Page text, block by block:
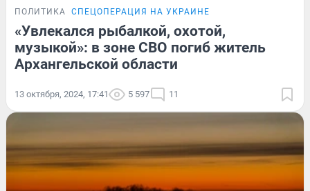
ПОЛИТИКА СПЕЦОПЕРАЦИЯ НА УКРАИНЕ
«Увлекался рыбалкой, охотой,
музыкой»: в зоне СВО погиб житель
Архангельской области
13 октября, 2024, 17:41 5 597 11